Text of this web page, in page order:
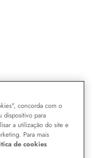
concorda com o
dispositivo para
a utilização do site e
Para mais
de cookies